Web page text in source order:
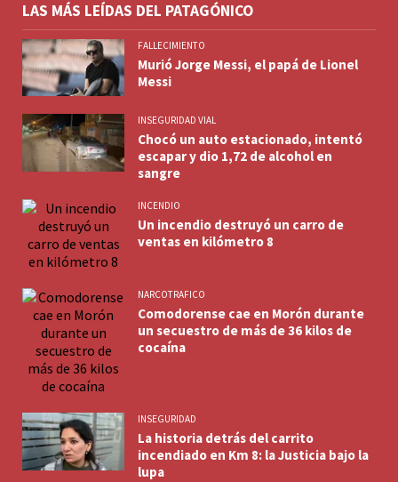
LAS MÁS LEÍDAS DEL PATAGÓNICO
FALLECIMIENTO
Murió Jorge Messi, el papá de Lionel
Messi
INSEGURIDAD VIAL
Chocó un auto estacionado, intentó
escapar y dio 1,72 de alcohol en
sangre
INCENDIO
Un incendio destruyó un carro de
ventas en kilómetro 8
NARCOTRAFICO
Comodorense cae en Morón durante
un secuestro de más de 36 kilos de
cocaína
INSEGURIDAD
La historia detrás del carrito
incendiado en Km 8: la Justicia bajo la
lupa